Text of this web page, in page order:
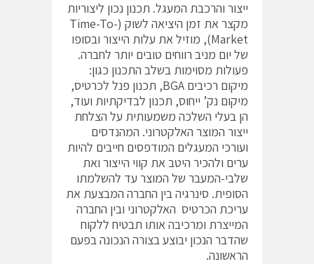
ייצור והרכבת המעגל. תכנון נכון ליצוריות
מקצר את זמן היציאה לשוק (Time-To-
Market), מוזיל את עלות הייצור ובסופו
של יום מניב רווחים טובים יותר לחברה.
פעולות מסוימות בשלב התכנון כגון:
מיקום רכיבים BGA, תכנון פנל לכרטיס,
מיקום נק’ ייחוס, תכנון לבדיקתיות ועוד,
הן בעלי השלכה משמעותית על הצלחת
ייצור המוצר האלקטרוני. המהנדסים
ועורכי המעגלים המודפסים חייבים להיות
ערים ולהכיר היטב את קווי הייצור ואת
שלבי-המעבר של המוצר עד להשלמתו
הסופית. סינרגיה בין החברה המבצעת את
עריכת הכרטיס האלקטרוני ובין החברה
המייצרת ומרכיבה אותו תבטיח ללקוח
שהדבר הנכון יבוצע בצורה הנכונה בפעם
הראשונה.